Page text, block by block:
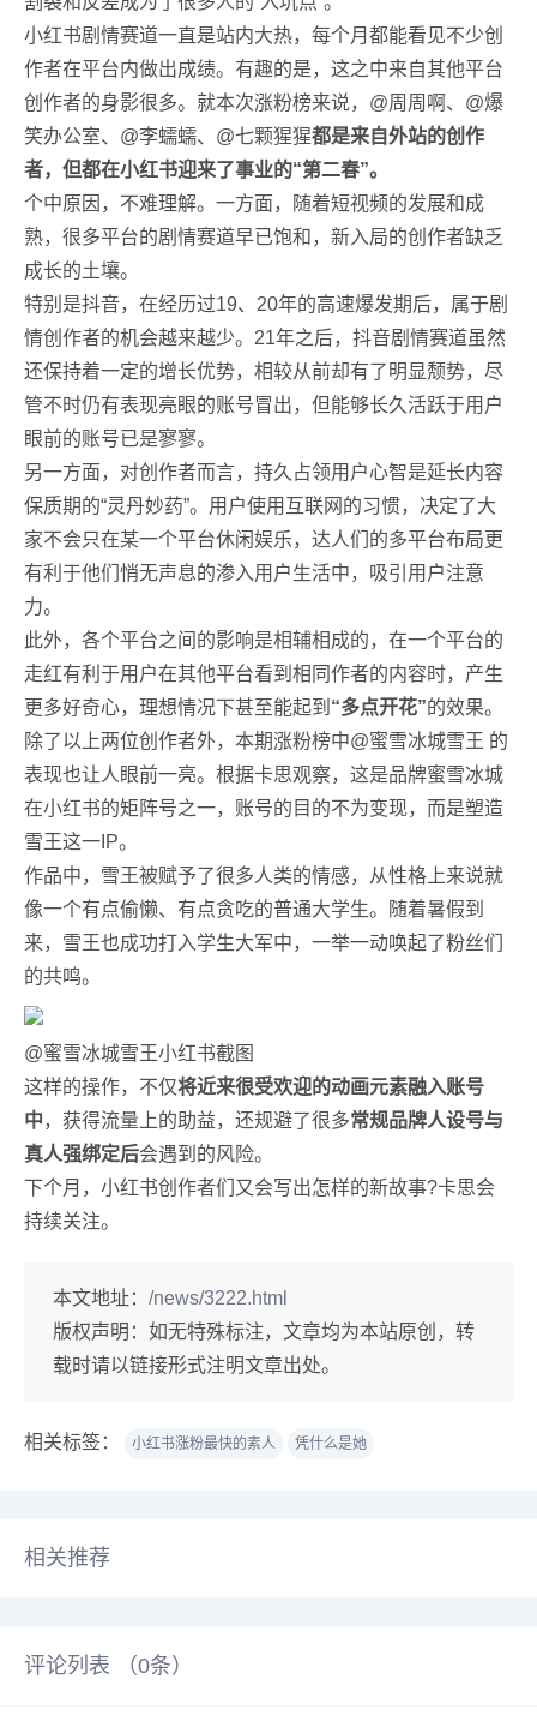
小红书剧情赛道一直是站内大热，每个月都能看见不少创
作者在平台内做出成绩。有趣的是，这之中来自其他平台
创作者的身影很多。就本次涨粉榜来说，@周周啊、@爆
笑办公室、@李蠕蠕、@七颗猩猩都是来自外站的创作
者，但都在小红书迎来了事业的“第二春”。
个中原因，不难理解。一方面，随着短视频的发展和成
熟，很多平台的剧情赛道早已饱和，新入局的创作者缺乏
成长的土壤。
特别是抖音，在经历过19、20年的高速爆发期后，属于剧
情创作者的机会越来越少。21年之后，抖音剧情赛道虽然
还保持着一定的增长优势，相较从前却有了明显颓势，尽
管不时仍有表现亮眼的账号冒出，但能够长久活跃于用户
眼前的账号已是寥寥。
另一方面，对创作者而言，持久占领用户心智是延长内容
保质期的“灵丹妙药”。用户使用互联网的习惯，决定了大
家不会只在某一个平台休闲娱乐，达人们的多平台布局更
有利于他们悄无声息的渗入用户生活中，吸引用户注意
力。
此外，各个平台之间的影响是相辅相成的，在一个平台的
走红有利于用户在其他平台看到相同作者的内容时，产生
更多好奇心，理想情况下甚至能起到 “多点开花”的效果。
除了以上两位创作者外，本期涨粉榜中@蜜雪冰城雪王 的
表现也让人眼前一亮。根据卡思观察，这是品牌蜜雪冰城
在小红书的矩阵号之一，账号的目的不为变现，而是塑造
雪王这一IP。
作品中，雪王被赋予了很多人类的情感，从性格上来说就
像一个有点偷懒、有点贪吃的普通大学生。随着暑假到
来，雪王也成功打入学生大军中，一举一动唤起了粉丝们
的共鸣。
@蜜雪冰城雪王小红书截图
这样的操作，不仅将近来很受欢迎的动画元素融入账号
中，获得流量上的助益，还规避了很多常规品牌人设号与
真人强绑定后会遇到的风险。
下个月，小红书创作者们又会写出怎样的新故事?卡思会
持续关注。
本文地址： /news/3222.html
版权声明： 如无特殊标注，文章均为本站原创，转
载时请以链接形式注明文章出处。
相关标签： 小红书涨粉最快的素人 凭什么是她
相关推荐
评论列表 （0条）